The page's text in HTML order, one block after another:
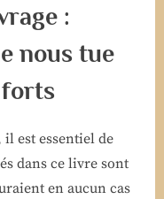
:
nous tue
est essentiel de
dans ce livre sont
en aucun cas